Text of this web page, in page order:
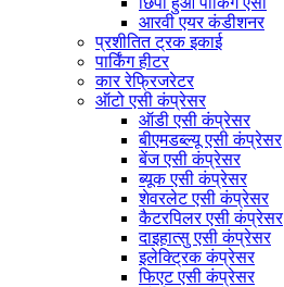
आरवी एयर कंडीशनर
प्रशीतित ट्रक इकाई
पार्किंग हीटर
कार रेफ्रिजरेटर
ऑटो एसी कंप्रेसर
ऑडी एसी कंप्रेसर
बीएमडब्ल्यू एसी कंप्रेसर
बेंज एसी कंप्रेसर
ब्यूक एसी कंप्रेसर
शेवरलेट एसी कंप्रेसर
कैटरपिलर एसी कंप्रेसर
दाइहात्सु एसी कंप्रेसर
इलेक्ट्रिक कंप्रेसर
फिएट एसी कंप्रेसर